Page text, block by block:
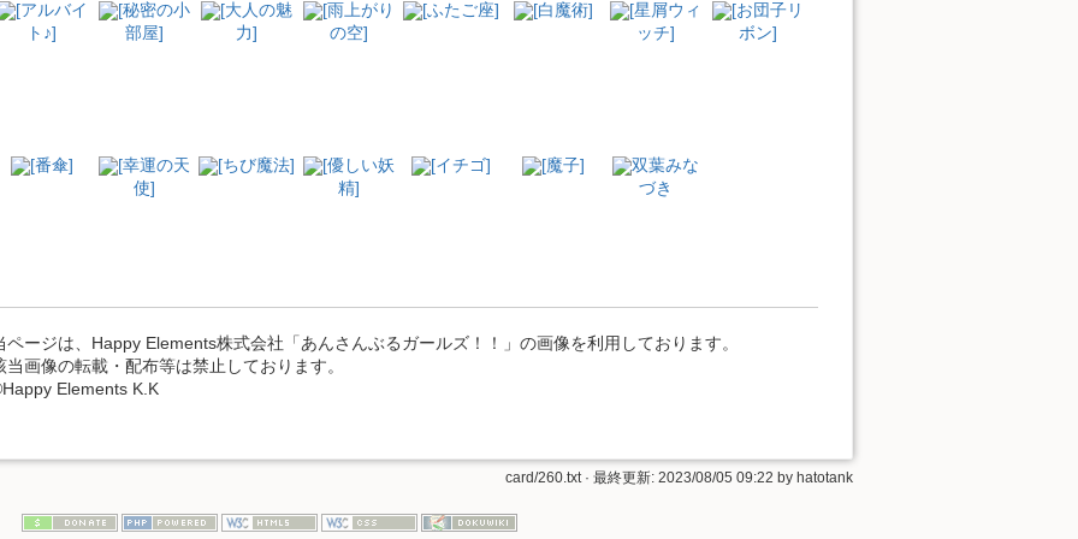
[アルバイ
ト♪]
[秘密の小
部屋]
[大人の魅
力]
[雨上がり
の空]
[ふたご座] [白魔術]
[星屑ウィ
ッチ]
[お団子リ
ボン]
[番傘]
[幸運の天
使]
[ちび魔法]
[優しい妖
精]
[イチゴ] [魔子]
双葉みな
づき
ページは、Happy Elements株式会社「あんさんぶるガールズ！！」の画像を利用しております。
当画像の転載・配布等は禁止しております。
Elements K.K
card/260.txt · 最終更新: 2023/08/05 09:22 by hatotank